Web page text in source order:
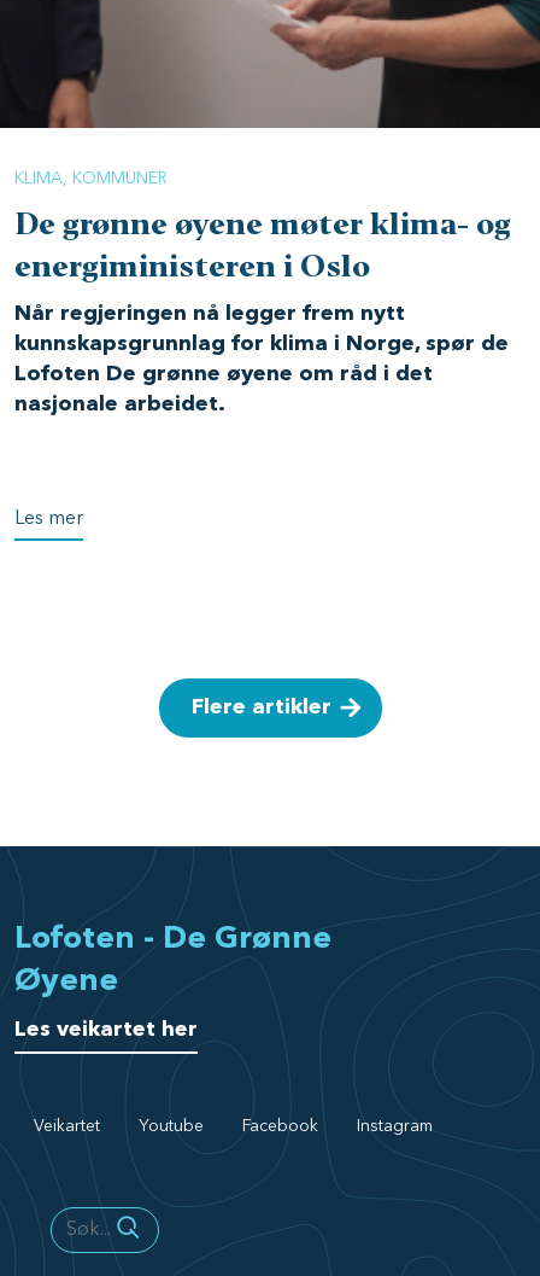
KLIMA KOMMUNER
De grønne øyene møter klima- og
energiministeren i Oslo
Når regjeringen nå legger frem nytt
kunnskapsgrunnlag for klima i Norge, spør de
Lofoten De grønne øyene om råd i det
nasjonale arbeidet.
Les mer
Flere artikler
Lofoten - De Grønne
Øyene
Les veikartet her
Veikartet Youtube Facebook Instagram